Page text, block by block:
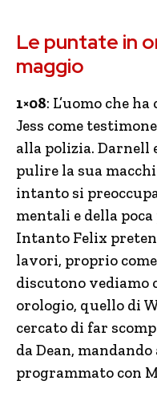
Le puntate in
maggio
1×08: L’uomo che
Jess come
alla polizia. Darnell
pulire la sua
intanto si
mentali e della
Intanto Felix
lavori, proprio
discutono vediamo
orologio, quello di
cercato di far
da Dean,
programmato con